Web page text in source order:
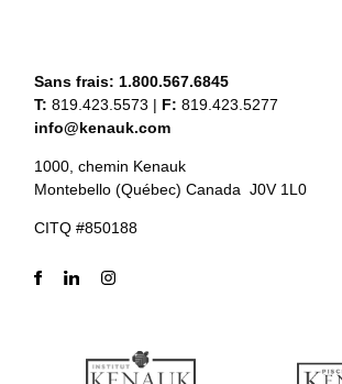
Sans frais:1.800.567.6845
T: 819.423.5573 | F: 819.423.5277
info@kenauk.com
1000, chemin Kenauk
Montebello (Québec) Canada J0V 1L0
CITQ #850188